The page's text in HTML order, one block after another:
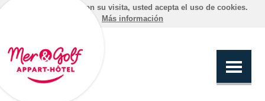
Al continuar con su visita, usted acepta el uso de cookies.
Más información